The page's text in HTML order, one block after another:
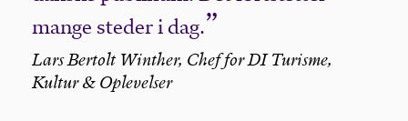
mange steder i dag.
Lars Bertolt Winther, Chef for DI Turisme,
Kultur & Oplevelser